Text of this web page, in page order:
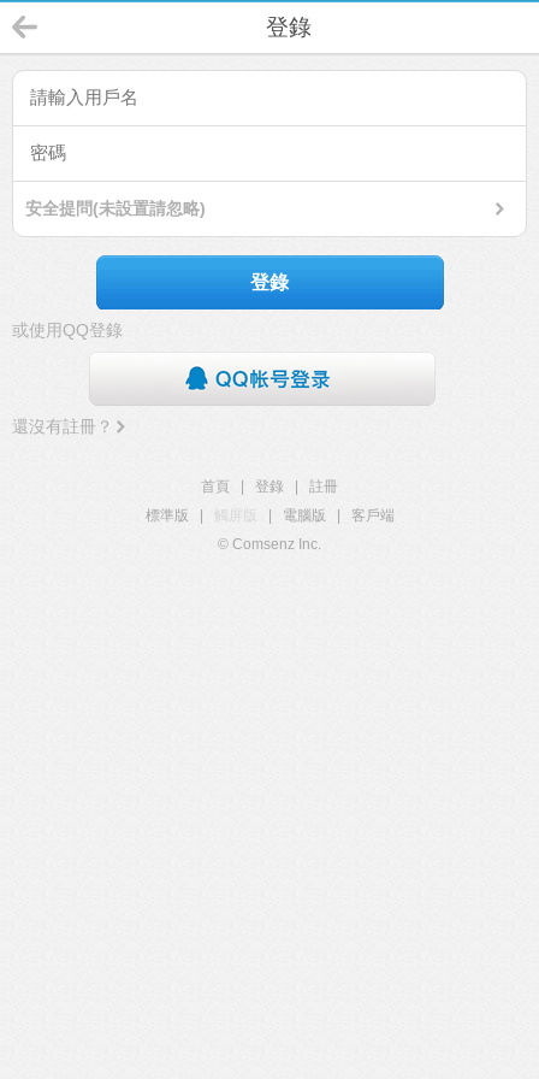
登錄
安全提問(未設置請忽略)
登錄
或使用QQ登錄
還沒有註冊？
首頁 登錄
註冊
標準版
觸屏版 電腦版
客戶端
© Comsenz Inc.